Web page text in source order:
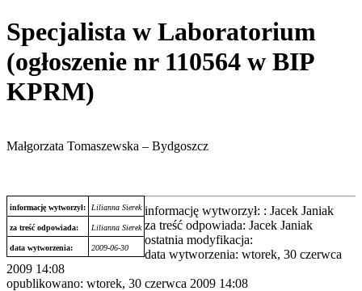
Specjalista w Laboratorium
(ogłoszenie nr 110564 w BIP
KPRM)
Małgorzata Tomaszewska – Bydgoszcz
informację wytworzył: Lilianna Sierek
za treść odpowiada: Lilianna Sierek
data wytworzenia: 2009-06-30
informację wytworzył: : Jacek Janiak
za treść odpowiada: Jacek Janiak
ostatnia modyfikacja:
data wytworzenia: wtorek, 30 czerwca
2009 14:08
opublikowano: wtorek, 30 czerwca 2009 14:08